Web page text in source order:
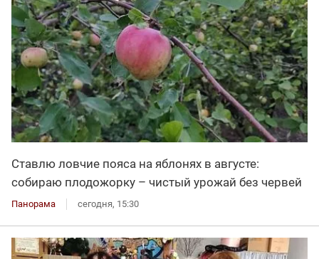
Ставлю ловчие пояса на яблонях в августе:
собираю плодожорку – чистый урожай без червей
Панорама сегодня, 15:30